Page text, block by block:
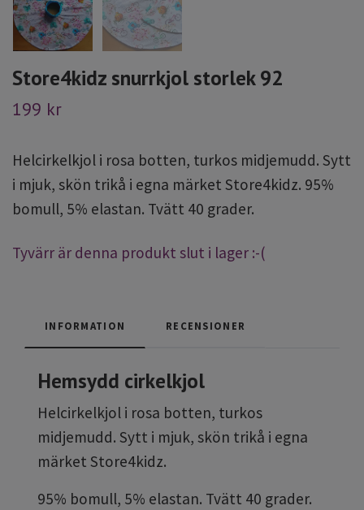
Store4kidz snurrkjol storlek 92
199 kr
Helcirkelkjol i rosa botten, turkos midjemudd. Sytt
i mjuk, skön trikå i egna märket Store4kidz. 95%
bomull, 5% elastan. Tvätt 40 grader.
Tyvärr är denna produkt slut i lager :-(
INFORMATION RECENSIONER
Hemsydd cirkelkjol
Helcirkelkjol i rosa botten, turkos
midjemudd. Sytt i mjuk, skön trikå i egna
märket Store4kidz.
95% bomull, 5% elastan. Tvätt 40 grader.